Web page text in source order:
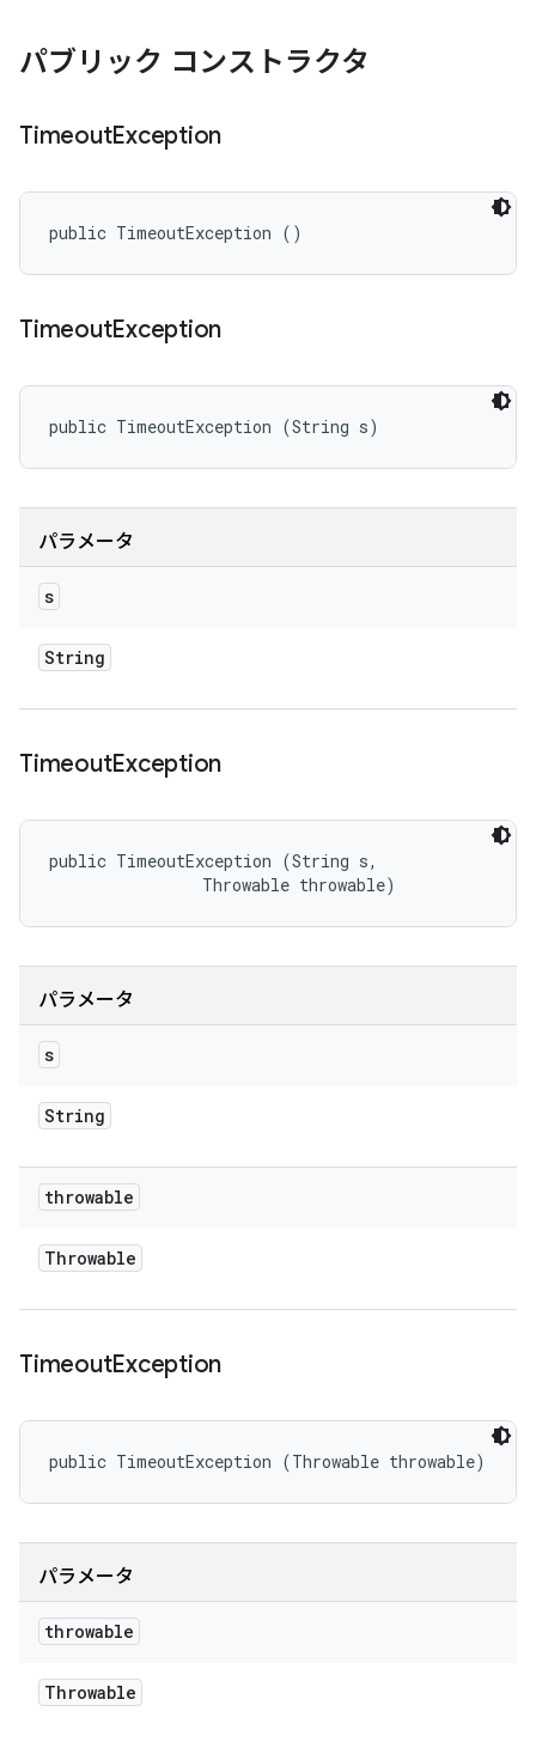
パブリック コンストラクタ
TimeoutException
public TimeoutException ()
TimeoutException
public TimeoutException (String s)
パラメータ
s
String
TimeoutException
public TimeoutException (String s,
                Throwable throwable)
パラメータ
s
String
throwable
Throwable
TimeoutException
public TimeoutException (Throwable throwable)
パラメータ
throwable
Throwable